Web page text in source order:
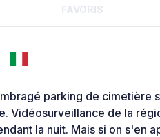
FAVORIS
parking de cimetière
Vidéosurveillance de la
la nuit. Mais si on s'en